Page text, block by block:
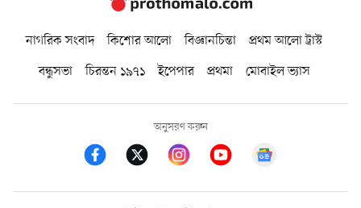
নাগরিক সংবাদ কিশোর আলো বিজ্ঞানচিন্তা
প্রথম আলো ট্রাস্ট
বন্ধুসভা
চিরন্তন ১৯৭১ ইপেপার প্রথমা মোবাইল ভ্যাস
অনুসরণ করুন